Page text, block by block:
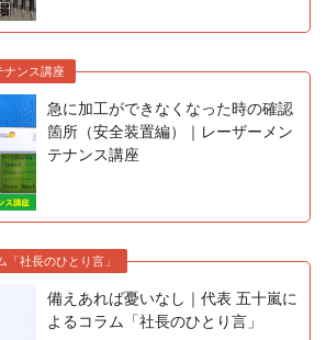
ナンス講座
急に加工ができなくなった時の確認
箇所（安全装置編）｜レーザーメン
テナンス講座
社長のひとり言」
備えあれば憂いなし｜代表 五十嵐に
よるコラム「社長のひとり言」